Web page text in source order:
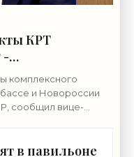
КРТ
-
комплексного
и Новороссии
сообщил вице-
в павильоне